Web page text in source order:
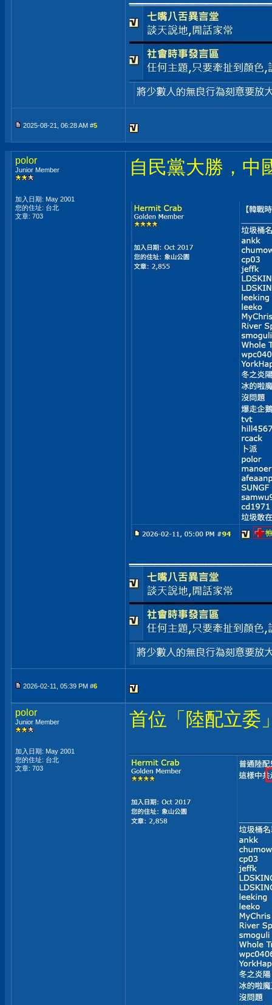
2025-08-21, 06:28 AM #5
polor
Junior Member
加入日期: May 2001
您的住址: 台北
文章: 703
自民黨大勝，中
2026-02-11, 05:39 PM #6
polor
Junior Member
加入日期: May 2001
您的住址: 台北
文章: 703
首位「陸配立委